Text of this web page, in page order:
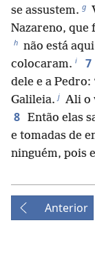
se assustem. g
Nazareno, que
h não está
colocaram. i 7
dele e a Pedro:
Galileia. j Ali o
8 Então elas
e tomadas de
ninguém, pois
Anterior